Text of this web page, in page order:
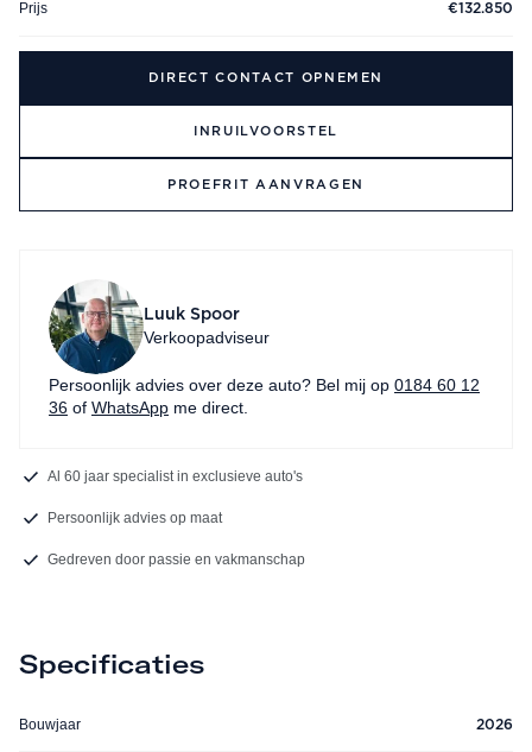
Prijs €132.850
DIRECT CONTACT OPNEMEN
INRUILVOORSTEL
PROEFRIT AANVRAGEN
Luuk Spoor
Verkoopadviseur
Persoonlijk advies over deze auto? Bel mij op 0184 60 12
36 of WhatsApp me direct.
Al 60 jaar specialist in exclusieve auto's
Persoonlijk advies op maat
Gedreven door passie en vakmanschap
Specificaties
Bouwjaar 2026